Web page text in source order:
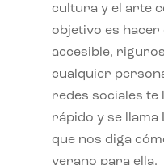
cultura y el arte
objetivo es hacer
accesible,
cualquier
redes sociales te
rápido y se llama
que nos diga
verano para ella.